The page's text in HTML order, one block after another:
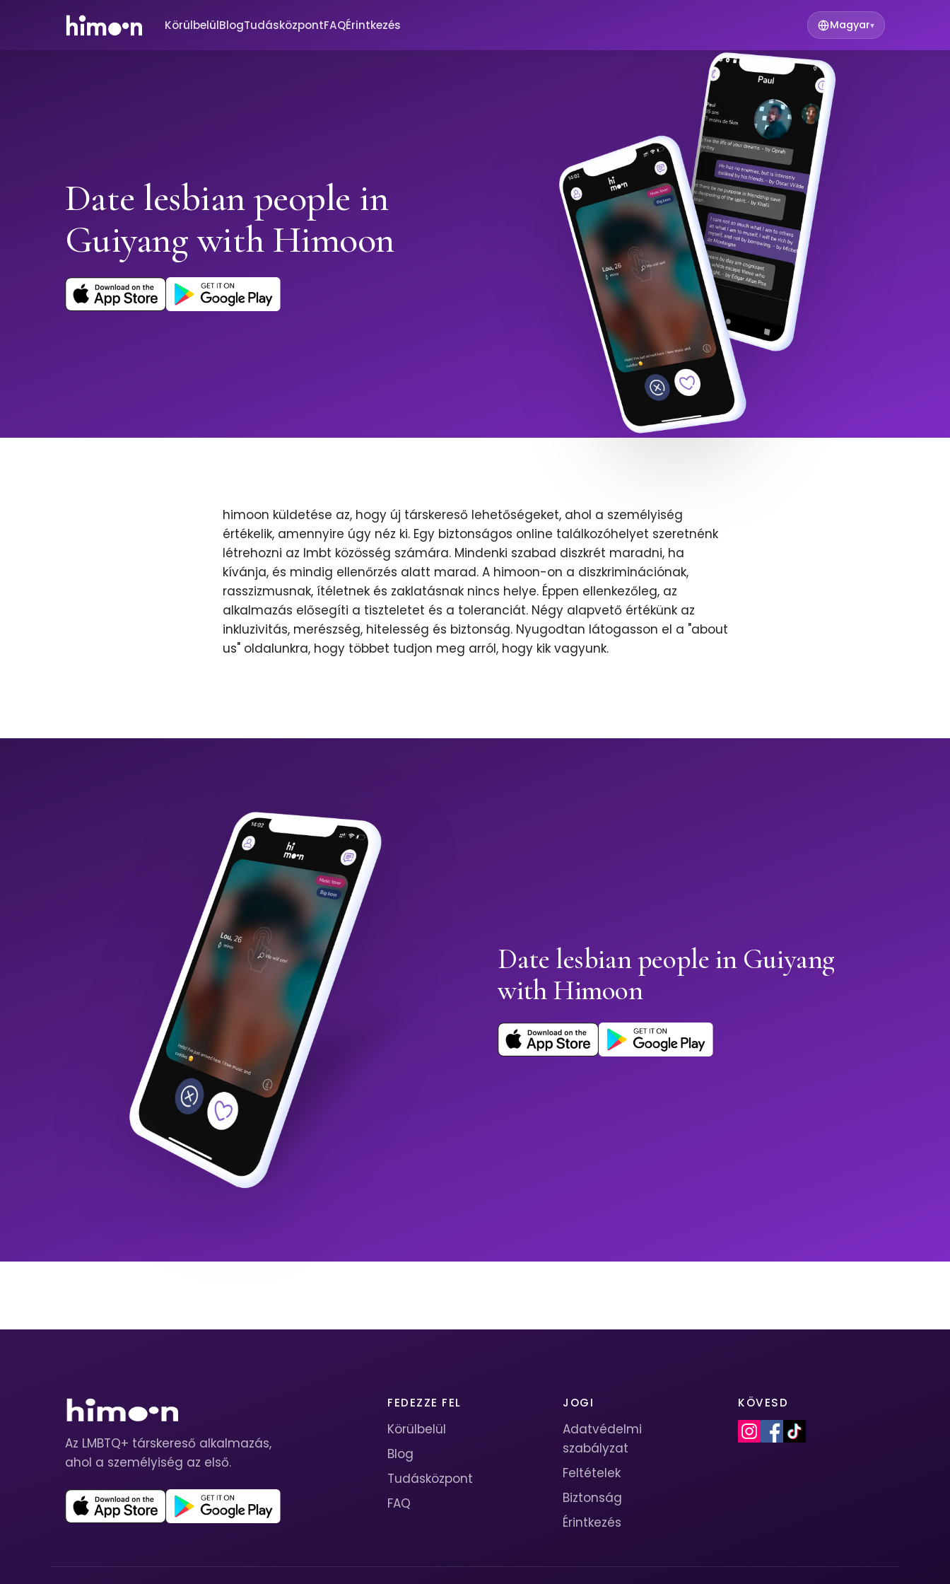
KörülbelülBlogTudásközpontFAQÉrintkezés Magyar▾
Date lesbian people in
Guiyang with Himoon
himoon küldetése az, hogy új társkereső lehetőségeket, ahol a személyiség
értékelik, amennyire úgy néz ki. Egy biztonságos online találkozóhelyet szeretnénk
létrehozni az lmbt közösség számára. Mindenki szabad diszkrét maradni, ha
kívánja, és mindig ellenőrzés alatt marad. A himoon-on a diszkriminációnak,
rasszizmusnak, ítéletnek és zaklatásnak nincs helye. Éppen ellenkezőleg, az
alkalmazás elősegíti a tiszteletet és a toleranciát. Négy alapvető értékünk az
inkluzivitás, merészség, hitelesség és biztonság. Nyugodtan látogasson el a "about
us" oldalunkra, hogy többet tudjon meg arról, hogy kik vagyunk.
Date lesbian people in Guiyang
with Himoon
Az LMBTQ+ társkereső alkalmazás,
ahol a személyiség az első.
FEDEZZE FEL
Körülbelül
Blog
Tudásközpont
FAQ
JOGI
Adatvédelmi
szabályzat
Feltételek
Biztonság
Érintkezés
KÖVESD